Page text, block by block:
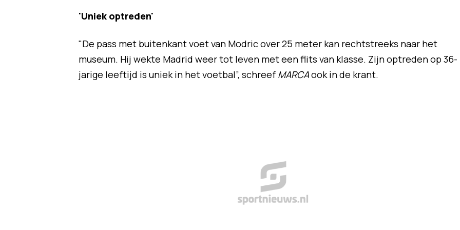
'Uniek optreden'
"De pass met buitenkant voet van Modric over 25 meter kan rechtstreeks naar het
museum. Hij wekte Madrid weer tot leven met een flits van klasse. Zijn optreden op 36-
jarige leeftijd is uniek in het voetbal”, schreef MARCAook in de krant.